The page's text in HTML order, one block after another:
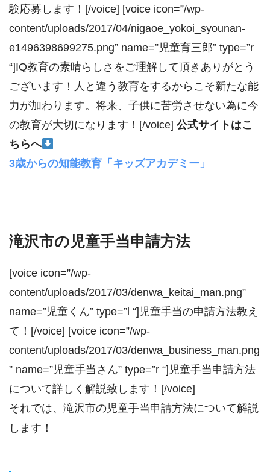
験応募します！[/voice] [voice icon=”/wp-
content/uploads/2017/04/nigaoe_yokoi_syounan-
e1496398699275.png” name=”児童育三郎” type=”r
“]IQ教育の素晴らしさをご理解して頂きありがとう
ございます！人と違う教育をするからこそ新たな能
力が加わります。将来、子供に苦労させない為に今
の教育が大切になります！[/voice] 公式サイトはこ
ちらへ
3歳からの知能教育「キッズアカデミー」
滝沢市の児童手当申請方法
[voice icon=”/wp-
content/uploads/2017/03/denwa_keitai_man.png”
name=”児童くん” type=”l “]児童手当の申請方法教え
て！[/voice] [voice icon=”/wp-
content/uploads/2017/03/denwa_business_man.png
” name=”児童手当さん” type=”r “]児童手当申請方法
について詳しく解説致します！[/voice]
それでは、滝沢市の児童手当申請方法について解説
します！